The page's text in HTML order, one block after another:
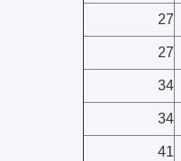
27
27
34
34
41